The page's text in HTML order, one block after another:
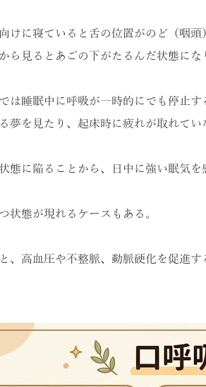
けに寝ていると舌の位置がのど（咽
ら見るとあごの下がたるんだ状態に
は睡眠中に呼吸が一時的にでも停止
夢を見たり、起床時に疲れが取れて
態に陥ることから、日中に強い眠気
状態が現れるケースもある。
、高血圧や不整脈、動脈硬化を促進